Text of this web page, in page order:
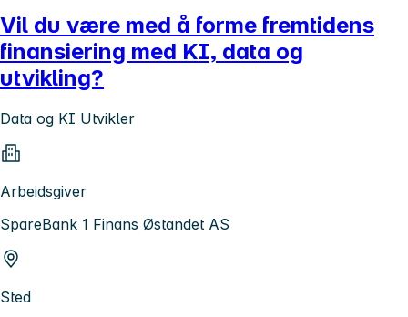
Vil du være med å forme fremtidens
finansiering med KI, data og
utvikling?
Data og KI Utvikler
Arbeidsgiver
SpareBank 1 Finans Østandet AS
Sted